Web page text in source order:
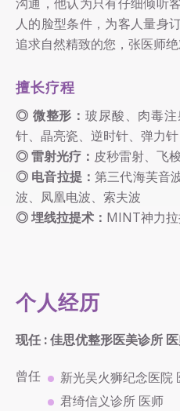
人的脸型条件，为客人量身
追求自然精致的您，张医师绝
擅长疗程
◎ 微整形： 玻尿酸、肉毒
针、晶亮瓷、逆时针、弹力针
◎ 雷射光疗： 皮秒雷射、飞
◎ 电音拉提：第三代海芙音
波、凤凰电波、索夫波
◎ 埋线拉提术： MINT神力
个人经历
现任 : 佳思优整形医美诊所
曾任
新光吴火狮纪念医院
君绮信义诊所 医师